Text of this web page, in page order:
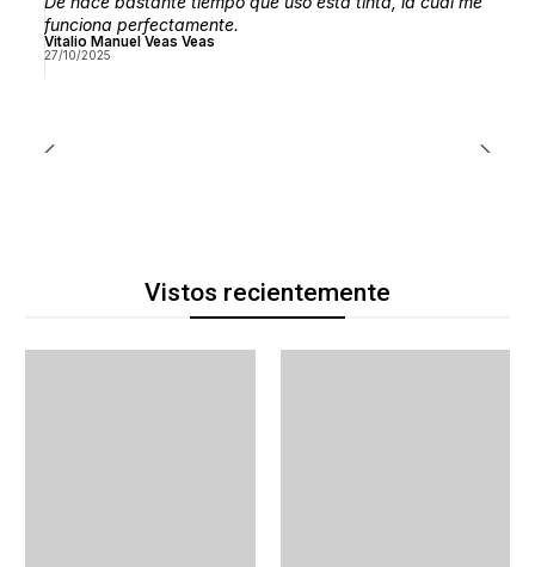
funciona perfectamente.
Vitalio Manuel Veas Veas
27/10/2025
Vistos recientemente